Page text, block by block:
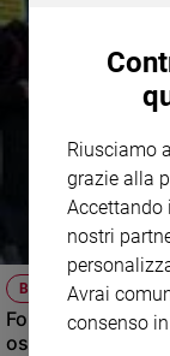
BAMBINI IN
Fondazione
ospedale lontano
Riusciamo
grazie alla
Accettando
nostri
Avrai
consenso